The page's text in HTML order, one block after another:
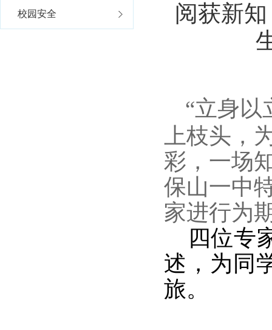
校园安全
阅获新
“立身以
上枝头，
彩，一场
保山一中
家进行为
四位专
述，为同
旅。